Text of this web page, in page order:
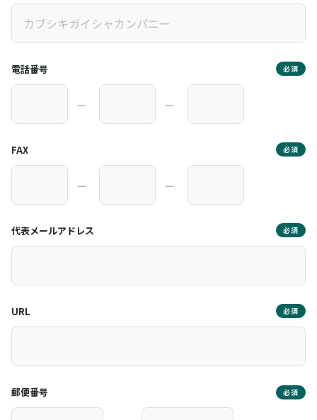
電話番号 必須
― ―
FAX 必須
― ―
代表メールアドレス 必須
URL 必須
郵便番号 必須